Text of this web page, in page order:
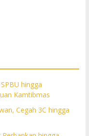
hingga
Kamtibmas
Cegah 3C hingga